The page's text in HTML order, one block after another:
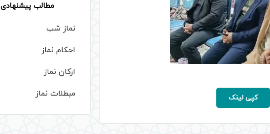
کپی لینک
مطالب پیشنهادی
نماز شب
احکام نماز
ارکان نماز
مبطلات نماز